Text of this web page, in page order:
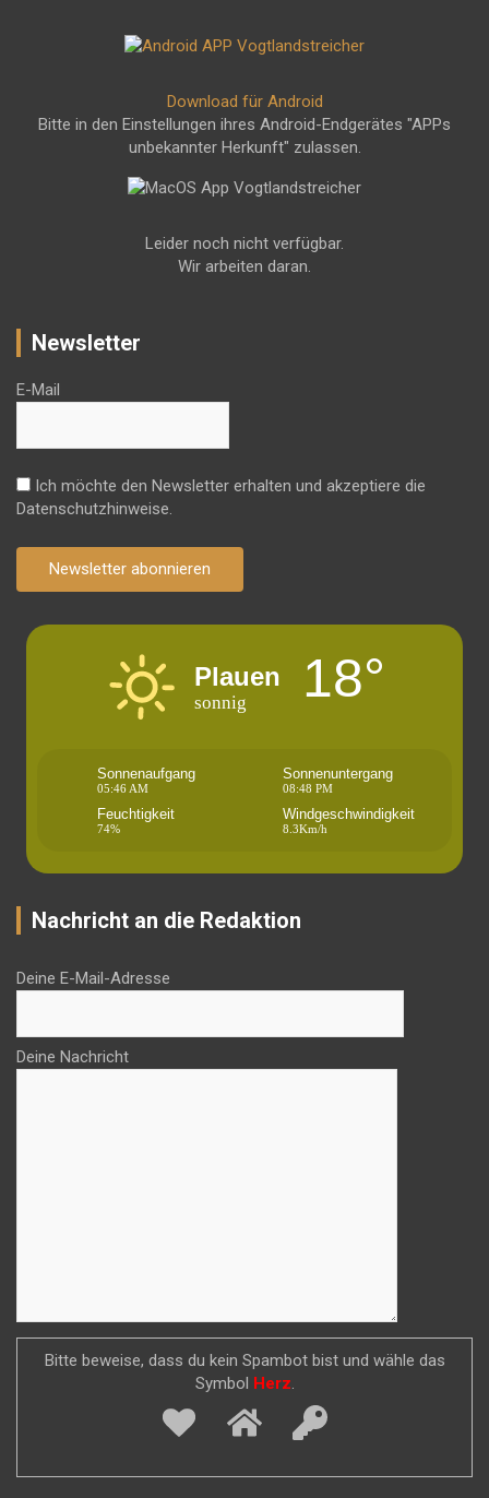
Download für Android
Bitte in den Einstellungen ihres Android-Endgerätes "APPs
unbekannter Herkunft" zulassen.
Leider noch nicht verfügbar.
Wir arbeiten daran.
Newsletter
E-Mail
Ich möchte den Newsletter erhalten und akzeptiere die
Datenschutzhinweise.
Newsletter abonnieren
Plauen
sonnig 18°
Sonnenaufgang
05:46 AM
Sonnenuntergang
08:48 PM
Feuchtigkeit
74%
Windgeschwindigkeit
8.3Km/h
Nachricht an die Redaktion
Deine E-Mail-Adresse
Deine Nachricht
Bitte beweise, dass du kein Spambot bist und wähle das
Symbol Herz.